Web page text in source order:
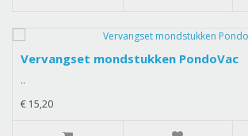
Vervangset mondstukken PondoVac
..
€ 15,20